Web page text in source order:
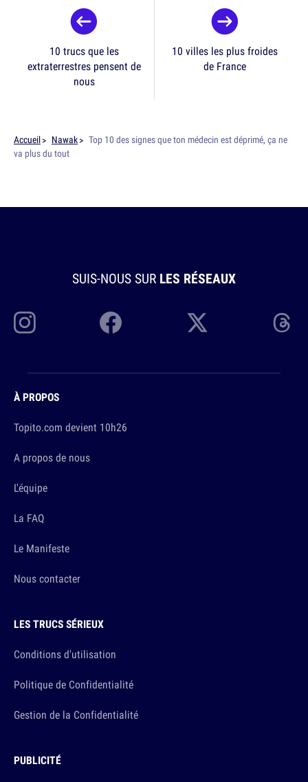
10 trucs que les
extraterrestres pensent de
nous
10 villes les plus froides
de France
Accueil Nawak
Top 10 des signes que ton médecin est déprimé, ça ne
va plus du tout
SUIS-NOUS SUR LES RÉSEAUX
À PROPOS
Topito.com devient 10h26
A propos de nous
L'équipe
La FAQ
Le Manifeste
Nous contacter
LES TRUCS SÉRIEUX
Conditions d'utilisation
Politique de Confidentialité
Gestion de la Confidentialité
PUBLICITÉ